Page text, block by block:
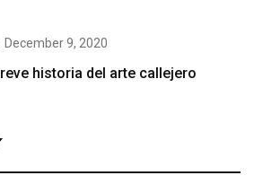
December 9, 2020
historia del arte callejero